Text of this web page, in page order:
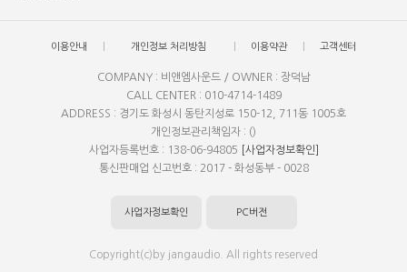
이용안내 개인정보 처리방침 이용약관 고객센터
COMPANY : 비앤엠사운드 / OWNER : 장덕남
CALL CENTER : 010-4714-1489
ADDRESS : 경기도 화성시 동탄지성로 150-12, 711동 1005호
개인정보관리책임자 : ()
사업자등록번호 : 138-06-94805
[사업자정보확인]
통신판매업 신고번호 : 2017 - 화성동부 - 0028
사업자정보확인 PC버전
Copyright(c)by jangaudio. All rights reserved